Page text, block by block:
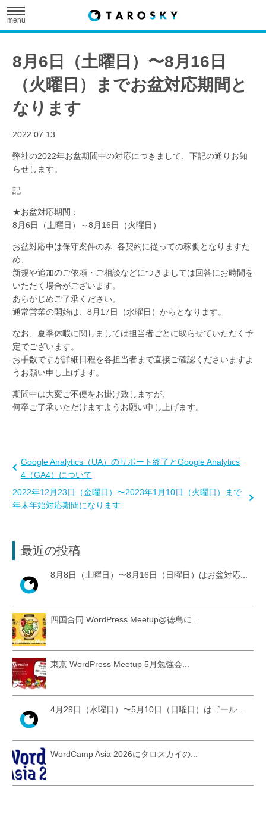
menu
8月6日（土曜日）〜8月16日
（火曜日）までお盆対応期間と
なります
2022.07.13
弊社の2022年お盆期間中の対応につきまして、下記の通りお知
らせします。
記
★お盆対応期間：
8月6日（土曜日）～8月16日（火曜日）
お盆対応中は保守案件のみ 各契約に従っての稼働となりますた
め、
新規や追加のご依頼・ご相談などにつきましては回答にお時間を
いただく場合がございます。
あらかじめご了承ください。
通常営業の開始は、8月17日（水曜日）からとなります。
なお、夏季休暇に関しましては担当者ごとに取らせていただく予
定でございます。
お手数ですが詳細日程を各担当者まで直接ご確認くださいますよ
うお願い申し上げます。
期間中は大変ご不便をお掛け致しますが、
何卒ご了承いただけますようお願い申し上げます。
Google Analytics（UA）のサポート終了とGoogle Analytics
4（GA4）について
2022年12月23日（金曜日）〜2023年1月10日（火曜日）まで
年末年始対応期間になります
最近の投稿
8月8日（土曜日）〜8月16日（日曜日）はお盆対応...
四国合同 WordPress Meetup@徳島に...
東京 WordPress Meetup 5月勉強会...
4月29日（水曜日）〜5月10日（日曜日）はゴール...
WordCamp Asia 2026にタロスカイの...